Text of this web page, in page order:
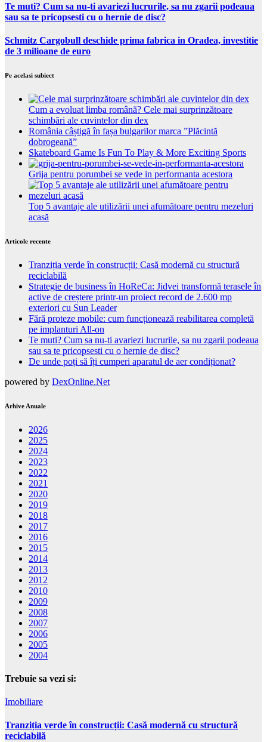
Te muti? Cum sa nu-ti avariezi lucrurile, sa nu zgarii podeaua
sau sa te pricopsesti cu o hernie de disc?
Schmitz Cargobull deschide prima fabrica in Oradea, investitie
de 3 milioane de euro
Pe acelasi subiect
Cum a evoluat limba română? Cele mai surprinzătoare
schimbări ale cuvintelor din dex
România câștigă în fașa bulgarilor marca ”Plăcintă
dobrogeană”
Skateboard Game Is Fun To Play & More Exciting Sports
Grija pentru porumbei se vede in performanta acestora
Top 5 avantaje ale utilizării unei afumătoare pentru mezeluri
acasă
Articole recente
Tranziția verde în construcții: Casă modernă cu structură
reciclabilă
Strategie de business în HoReCa: Jidvei transformă terasele în
active de creștere printr-un proiect record de 2.600 mp
exteriori cu Sun Leader
Fără proteze mobile: cum funcționează reabilitarea completă
pe implanturi All-on
Te muti? Cum sa nu-ti avariezi lucrurile, sa nu zgarii podeaua
sau sa te pricopsesti cu o hernie de disc?
De unde poți să îți cumperi aparatul de aer condiționat?
powered by DexOnline.Net
Arhive Anuale
2026
2025
2024
2023
2022
2021
2020
2019
2018
2017
2016
2015
2014
2013
2012
2010
2009
2008
2007
2006
2005
2004
Trebuie sa vezi si:
Imobiliare
Tranziția verde în construcții: Casă modernă cu structură
reciclabilă